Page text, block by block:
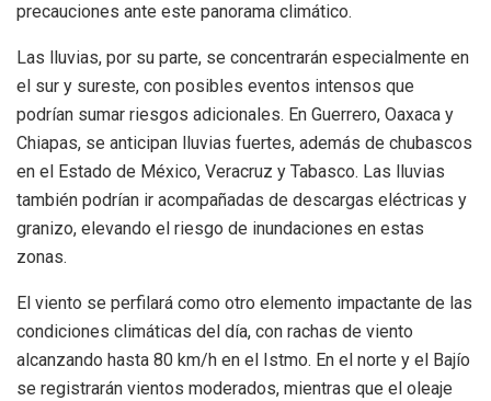
precauciones ante este panorama climático.
Las lluvias, por su parte, se concentrarán especialmente en
el sur y sureste, con posibles eventos intensos que
podrían sumar riesgos adicionales. En Guerrero, Oaxaca y
Chiapas, se anticipan lluvias fuertes, además de chubascos
en el Estado de México, Veracruz y Tabasco. Las lluvias
también podrían ir acompañadas de descargas eléctricas y
granizo, elevando el riesgo de inundaciones en estas
zonas.
El viento se perfilará como otro elemento impactante de las
condiciones climáticas del día, con rachas de viento
alcanzando hasta 80 km/h en el Istmo. En el norte y el Bajío
se registrarán vientos moderados, mientras que el oleaje